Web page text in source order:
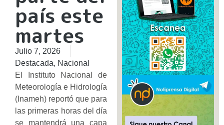
país este
martes
Julio 7, 2026
Destacada, Nacional
El Instituto Nacional de
Meteorología e Hidrología
(Inameh) reportó que para
las primeras horas del día
se mantendrá una capa